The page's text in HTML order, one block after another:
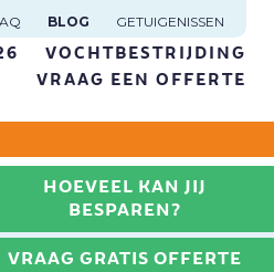
BLOG GETUIGENISSEN
VOCHTBESTRIJDING
VRAAG EEN OFFERTE
HOEVEEL KAN JIJ
BESPAREN?
VRAAG GRATIS OFFERTE